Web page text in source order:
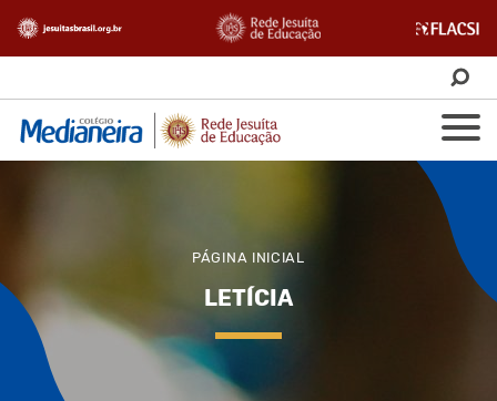
PÁGINA INICIAL
LETÍCIA